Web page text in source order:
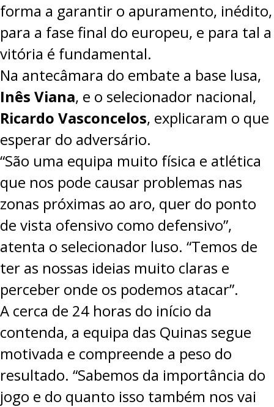
forma a garantir o apuramento, inédito,
para a fase final do europeu, e para tal a
vitória é fundamental.
Na antecâmara do embate a base lusa,
Inês Viana, e o selecionador nacional,
Ricardo Vasconcelos, explicaram o que
esperar do adversário.
“São uma equipa muito física e atlética
que nos pode causar problemas nas
zonas próximas ao aro, quer do ponto
de vista ofensivo como defensivo”,
atenta o selecionador luso. “Temos de
ter as nossas ideias muito claras e
perceber onde os podemos atacar”.
A cerca de 24 horas do início da
contenda, a equipa das Quinas segue
motivada e compreende a peso do
resultado. “Sabemos da importância do
jogo e do quanto isso também nos vai